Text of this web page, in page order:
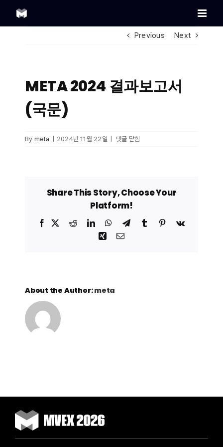
content
Previous
Next
META 2024 결과보고서
(국문)
By meta 2024년 11월 22일
META
댓글 닫힘
Share This Story, Choose Your
Platform!
Facebook
X RedditLinkedInWhatsApp
TelegramTumblr Pinterest
Vk
Xing Email
About the Author:meta